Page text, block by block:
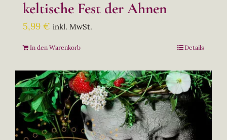
keltische Fest der Ahnen
5,99 € inkl. MwSt.
In den Warenkorb Details